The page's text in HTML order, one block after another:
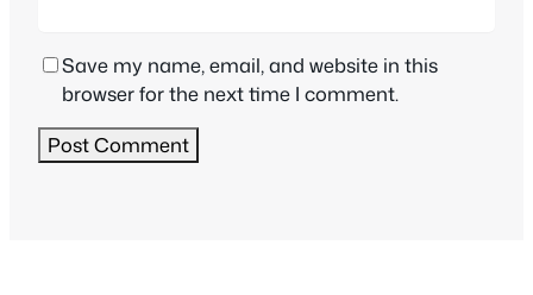
Save my name, email, and website in this
browser for the next time I comment.